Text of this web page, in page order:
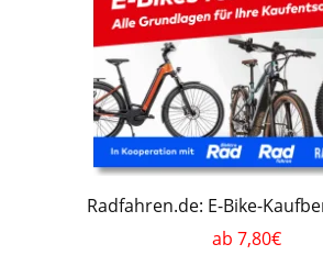
Radfahren.de: E-Bike-
ab 7,80€